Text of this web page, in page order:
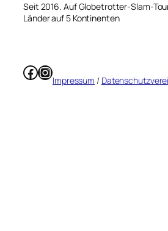
Seit 2016. Auf Globetrotter-Slam-
Länder auf 5 Kontinenten
Facebook
Instagram
Impressum /